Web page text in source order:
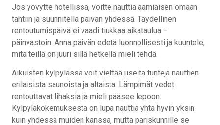
Jos yövytte hotellissa, voitte nauttia aamiaisen omaan
tahtiin ja suunnitella päivän yhdessä. Täydellinen
rentoutumispäivä ei vaadi tiukkaa aikataulua –
päinvastoin. Anna päivän edetä luonnollisesti ja kuuntele,
mitä teillä on juuri sillä hetkellä mieli tehdä.
Aikuisten kylpylässä voit viettää useita tunteja nauttien
erilaisista saunoista ja altaista. Lämpimät vedet
rentouttavat lihaksia ja mieli pääsee lepoon.
Kylpyläkokemuksesta on lupa nauttia yhtä hyvin yksin
kuin yhdessä muiden kanssa, mutta pariskunnille se